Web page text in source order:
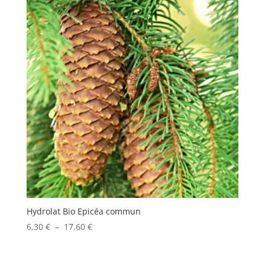
Hydrolat Bio Epicéa commun
6,30 € – 17,60 €Plage